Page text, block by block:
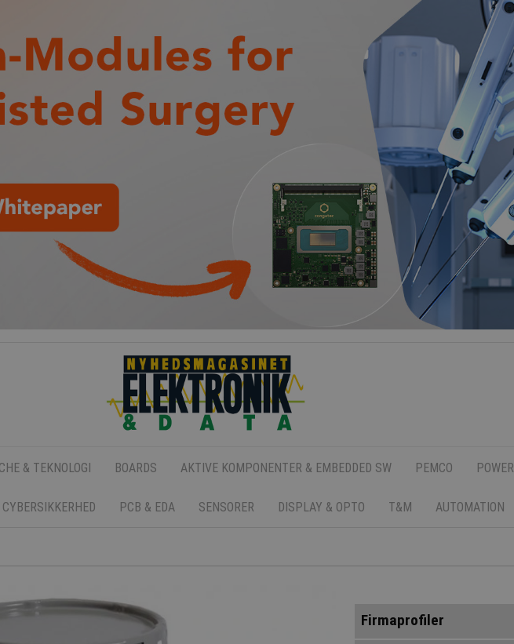
& TEKNOLOGI BOARDS AKTIVE KOMPONENTER & EMBEDDED SW PEMCO POWER
PCB & EDA SENSORER DISPLAY & OPTO T&M AUTOMATION
Firmaprofiler